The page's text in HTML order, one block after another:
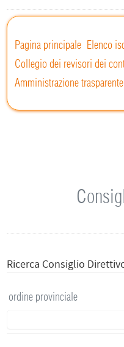
Pagina principale Elenco
Collegio dei revisori dei
Amministrazione trasparente
Ricerca Consiglio
ordine provinciale